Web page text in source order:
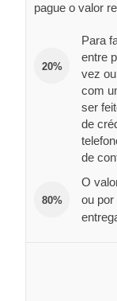
pague o valor
20%
Para
entre
vez
com
ser
de
de
80%
O
ou por